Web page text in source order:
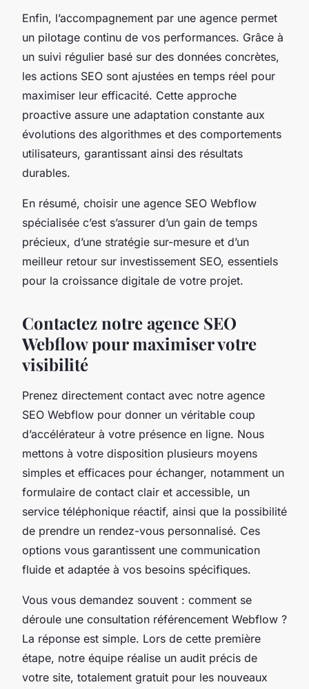
Enfin, l’accompagnement par une agence permet
un pilotage continu de vos performances. Grâce à
un suivi régulier basé sur des données concrètes,
les actions SEO sont ajustées en temps réel pour
maximiser leur efficacité. Cette approche
proactive assure une adaptation constante aux
évolutions des algorithmes et des comportements
utilisateurs, garantissant ainsi des résultats
durables.
En résumé, choisir une agence SEO Webflow
spécialisée c’est s’assurer d’un gain de temps
précieux, d’une stratégie sur-mesure et d’un
meilleur retour sur investissement SEO, essentiels
pour la croissance digitale de votre projet.
Contactez notre agence SEO
Webflow pour maximiser votre
visibilité
Prenez directement contact avec notre agence
SEO Webflow pour donner un véritable coup
d’accélérateur à votre présence en ligne. Nous
mettons à votre disposition plusieurs moyens
simples et efficaces pour échanger, notamment un
formulaire de contact clair et accessible, un
service téléphonique réactif, ainsi que la possibilité
de prendre un rendez-vous personnalisé. Ces
options vous garantissent une communication
fluide et adaptée à vos besoins spécifiques.
Vous vous demandez souvent : comment se
déroule une consultation référencement Webflow ?
La réponse est simple. Lors de cette première
étape, notre équipe réalise un audit précis de
votre site, totalement gratuit pour les nouveaux